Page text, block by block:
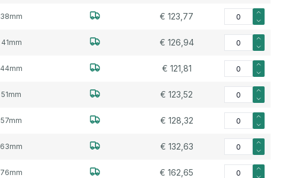
38mm € 123,77 Aantal voor
41mm € 126,94 Aantal voor
44mm € 121,81 Aantal voor
51mm € 123,52 Aantal voor
57mm € 128,32 Aantal voor
63mm € 132,63 Aantal voor
76mm € 162,65 Aantal voor